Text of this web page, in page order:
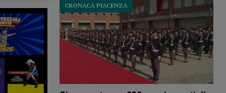
CRONACA PIACENZA